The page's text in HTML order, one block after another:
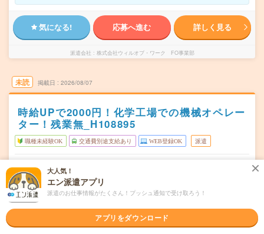
気になる! 応募へ進む 詳しく見る
派遣会社 株式会社ウィルオブ・ワーク FO事業部
未読 掲載日 2026/08/07
時給UPで2000円！化学工場での機械オペレー
ター！残業無_H108895
職種未経験OK 交通費別途支給あり WEB登録OK 派遣
小古曽駅から徒歩20分／河原田駅から徒歩20分
曜日頻度 週5日勤務
6:55～15:00(休憩1時間)14:55～22:00(休憩1時間)21:55～
7:00(休憩1時…
大人気！
エン派遣アプリ
派遣のお仕事情報がたくさん！プッシュ通知で受け取ろう！
アプリをダウンロード